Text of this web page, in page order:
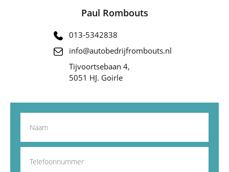
Paul Rombouts
013-5342838
info@autobedrijfrombouts.nl
Tijvoortsebaan 4,
5051 HJ. Goirle